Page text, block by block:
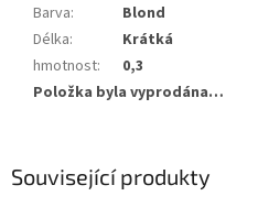
Související produkty
Barva:
Blond
Délka:
Krátká
hmotnost:
0,3
Položka byla vyprodána…